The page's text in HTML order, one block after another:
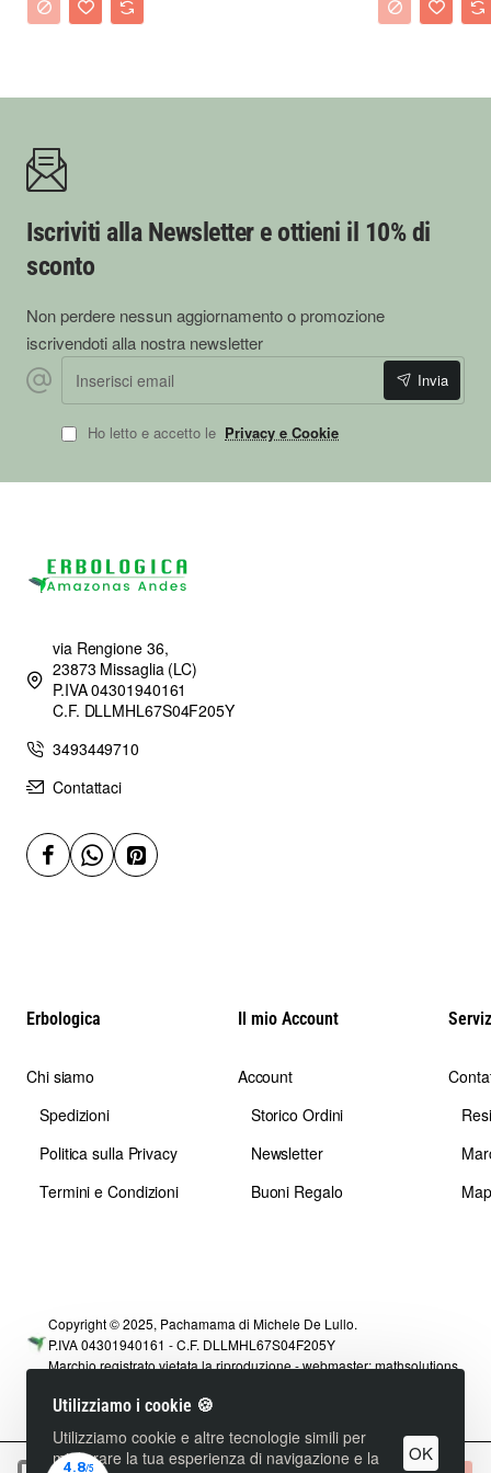
Utilizziamo i cookie 🍪
Utilizziamo cookie e altre tecnologie simili per
migliorare la tua esperienza di navigazione e la
OK
Contenuto esclusivo per erbologica.it
Iscriviti alla Newsletter e ottieni il 10% di
sconto
Non perdere nessun aggiornamento o promozione
iscrivendoti alla nostra newsletter
Inserisci email
Invia
Ho letto e accetto le Privacy e Cookie
via Rengione 36,
23873 Missaglia (LC)
P.IVA 04301940161
C.F. DLLMHL67S04F205Y
3493449710
Contattaci
Erbologica
Chi siamo
Spedizioni
Politica sulla Privacy
Termini e Condizioni
Il mio Account
Account
Storico Ordini
Newsletter
Buoni Regalo
Copyright © 2025, Pachamama di Michele De Lullo.
P.IVA 04301940161 - C.F. DLLMHL67S04F205Y
Marchio registrato vietata la riproduzione - webmaster:mathsolutions